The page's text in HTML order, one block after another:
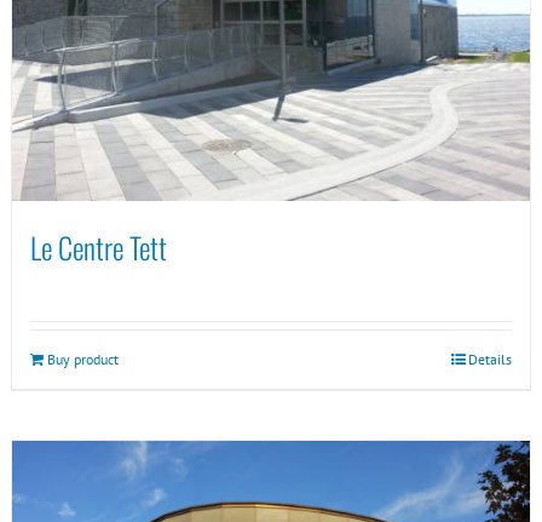
Le Centre Tett
Buy product Details